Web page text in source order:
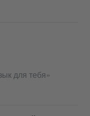
для тебя»